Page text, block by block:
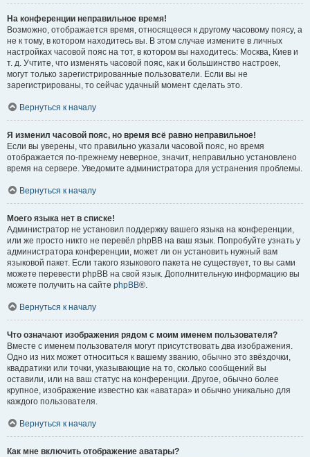
На конференции неправильное время!
Возможно, отображается время, относящееся к другому часовому поясу, а
не к тому, в котором находитесь вы. В этом случае измените в личных
настройках часовой пояс на тот, в котором вы находитесь: Москва, Киев и
т. д. Учтите, что изменять часовой пояс, как и большинство настроек,
могут только зарегистрированные пользователи. Если вы не
зарегистрированы, то сейчас удачный момент сделать это.
Вернуться к началу
Я изменил часовой пояс, но время всё равно неправильное!
Если вы уверены, что правильно указали часовой пояс, но время
отображается по-прежнему неверное, значит, неправильно установлено
время на сервере. Уведомите администратора для устранения проблемы.
Вернуться к началу
Моего языка нет в списке!
Администратор не установил поддержку вашего языка на конференции,
или же просто никто не перевёл phpBB на ваш язык. Попробуйте узнать у
администратора конференции, может ли он установить нужный вам
языковой пакет. Если такого языкового пакета не существует, то вы сами
можете перевести phpBB на свой язык. Дополнительную информацию вы
можете получить на сайте phpBB®.
Вернуться к началу
Что означают изображения рядом с моим именем пользователя?
Вместе с именем пользователя могут присутствовать два изображения.
Одно из них может относиться к вашему званию, обычно это звёздочки,
квадратики или точки, указывающие на то, сколько сообщений вы
оставили, или на ваш статус на конференции. Другое, обычно более
крупное, изображение известно как «аватара» и обычно уникально для
каждого пользователя.
Вернуться к началу
Как мне включить отображение аватары?